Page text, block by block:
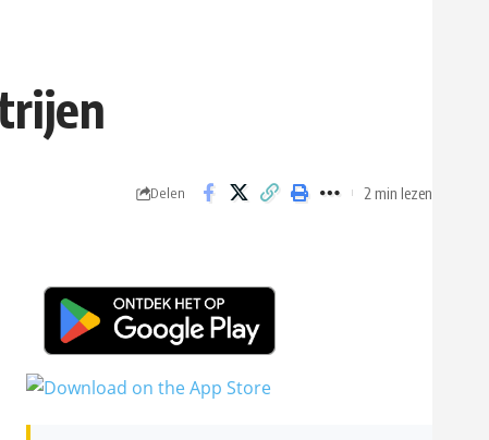
Delen 2 min lezen